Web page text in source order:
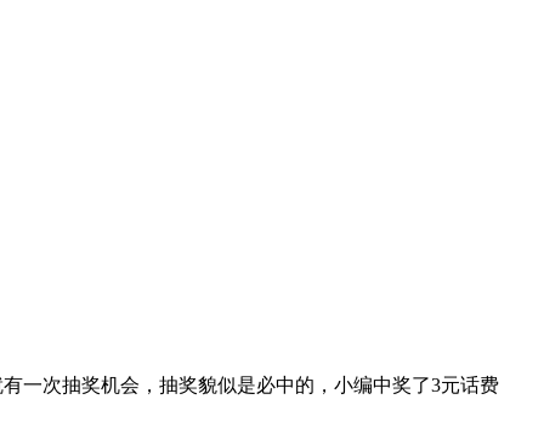
一次抽奖机会，抽奖貌似是必中的，小编中奖了3元话费